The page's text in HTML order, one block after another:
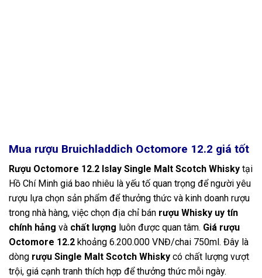
Mua rượu Bruichladdich Octomore 12.2 giá tốt
Rượu Octomore 12.2 Islay Single Malt Scotch Whisky tại
Hồ Chí Minh giá bao nhiêu là yếu tố quan trọng để người yêu
rượu lựa chọn sản phẩm để thưởng thức và kinh doanh rượu
trong nhà hàng, việc chọn địa chỉ bán rượu Whisky uy tín
chính hảng và chất lượng luôn được quan tâm. Giá rượu
Octomore 12.2 khoảng 6.200.000 VNĐ/chai 750ml. Đây là
dòng rượu Single Malt Scotch Whisky có chất lượng vượt
trội, giá cạnh tranh thích hợp để thưởng thức mỗi ngày.